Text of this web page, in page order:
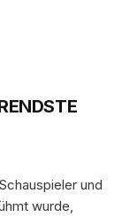
und
wurde,